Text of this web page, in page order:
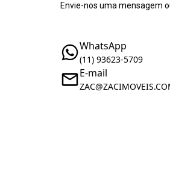
Envie-nos uma mensagem
WhatsApp
(11) 93623-5709
E-mail